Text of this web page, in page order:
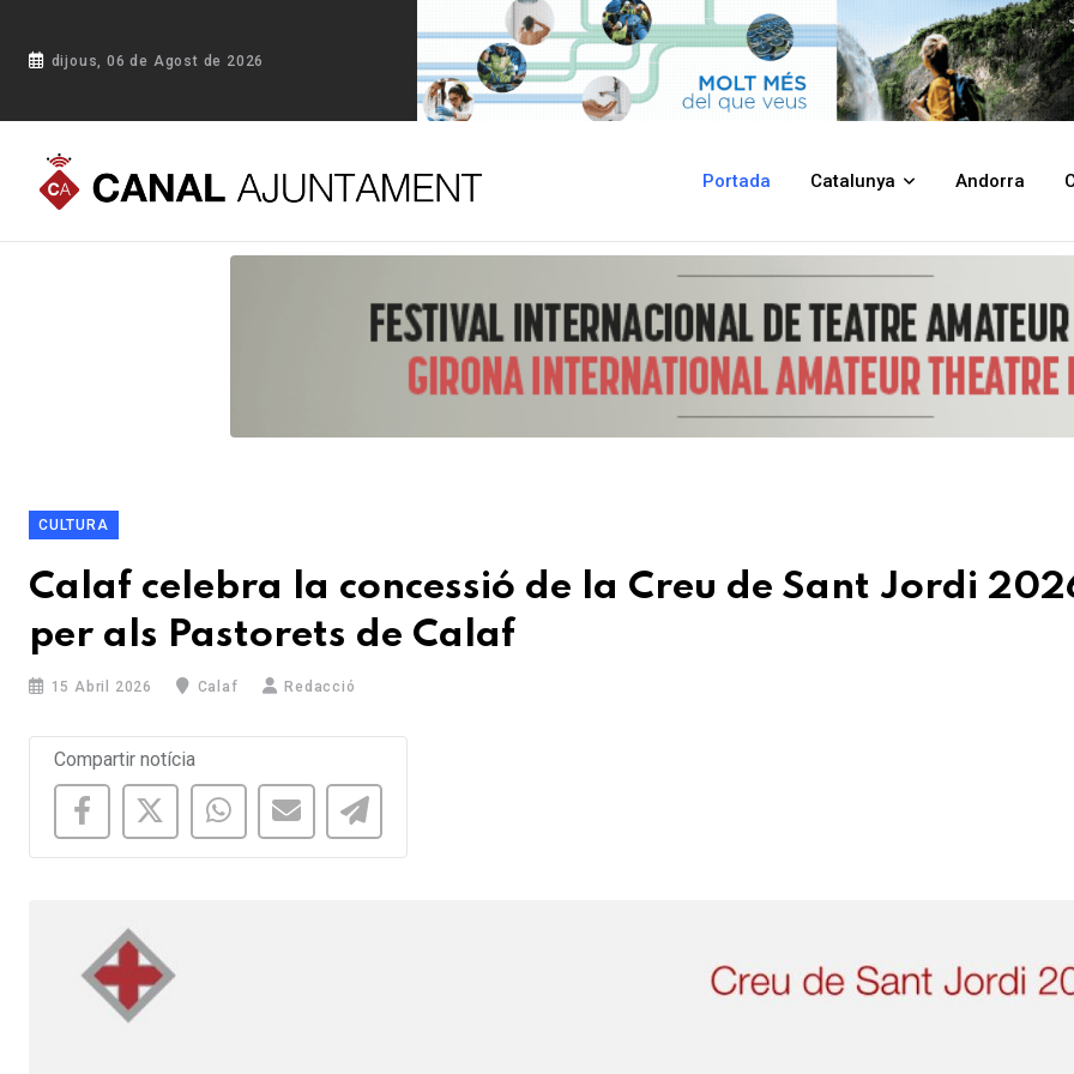
dijous, 06 de Agost de 2026
Portada Catalunya Andorra
Portada Blog Calaf celebra la concessió de la Creu de Sant Jordi 2026 per als Pastorets de Calaf
CULTURA
Calaf celebra la concessió de la Creu de Sant Jordi
per als Pastorets de Calaf
15 Abril 2026 Calaf Redacció
Compartir notícia